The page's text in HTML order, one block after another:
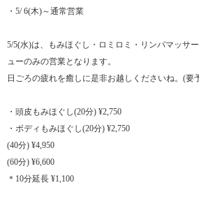
・5/ 6(木)～通常営業
5/5(水)は、もみほぐし・ロミロミ・リンパマッサ
ューのみの営業となります。
日ごろの疲れを癒しに是非お越しくださいね。(要
・頭皮もみほぐし(20分) ¥2,750
・ボディもみほぐし(20分) ¥2,750
(40分) ¥4,950
(60分) ¥6,600
＊10分延長 ¥1,100